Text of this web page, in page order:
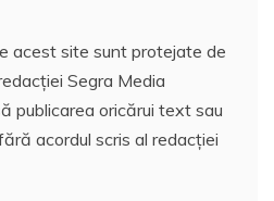
acest site sunt protejate de
Segra Media
publicarea oricărui text sau
acordul scris al redacției